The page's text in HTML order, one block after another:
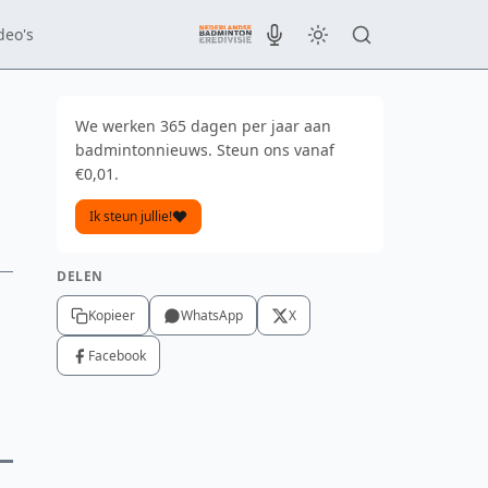
We werken 365 dagen per jaar aan
badmintonnieuws. Steun ons vanaf
€0,01.
Ik steun jullie!
DELEN
Kopieer WhatsApp X
Facebook